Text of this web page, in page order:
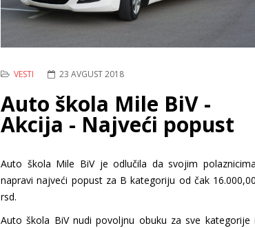
VESTI 23 AVGUST 2018
Auto škola Mile BiV -
Akcija - Najveći popust
Auto škola Mile BiV je odlučila da svojim polaznicima
napravi najveći popust za B kategoriju od čak 16.000,00
rsd.
Auto škola BiV nudi povoljnu obuku za sve kategorije i